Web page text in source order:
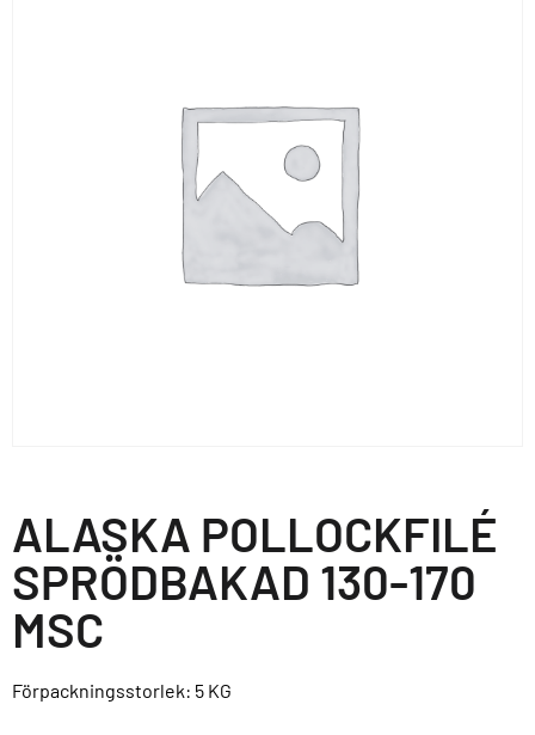
ALASKA POLLOCKFILÉ
SPRÖDBAKAD 130-170
MSC
Förpackningsstorlek: 5 KG